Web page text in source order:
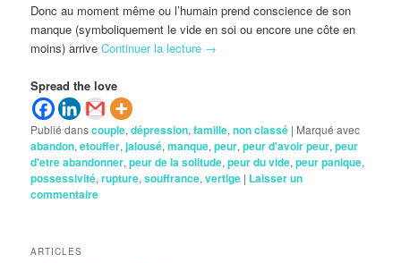
Donc au moment même ou l’humain prend conscience de son
manque (symboliquement le vide en soi ou encore une côte en
moins) arriveContinuer la lecture →
Spread the love
Publié danscouple,dépression,famille,non classé | Marqué avec
abandon,etouffer,jalousé,manque,peur,peur d'avoir peur,peur
d'etre abandonner,peur de la solitude,peur du vide,peur panique,
possessivité,rupture,souffrance,vertige | Laisser un
commentaire
ARTICLES